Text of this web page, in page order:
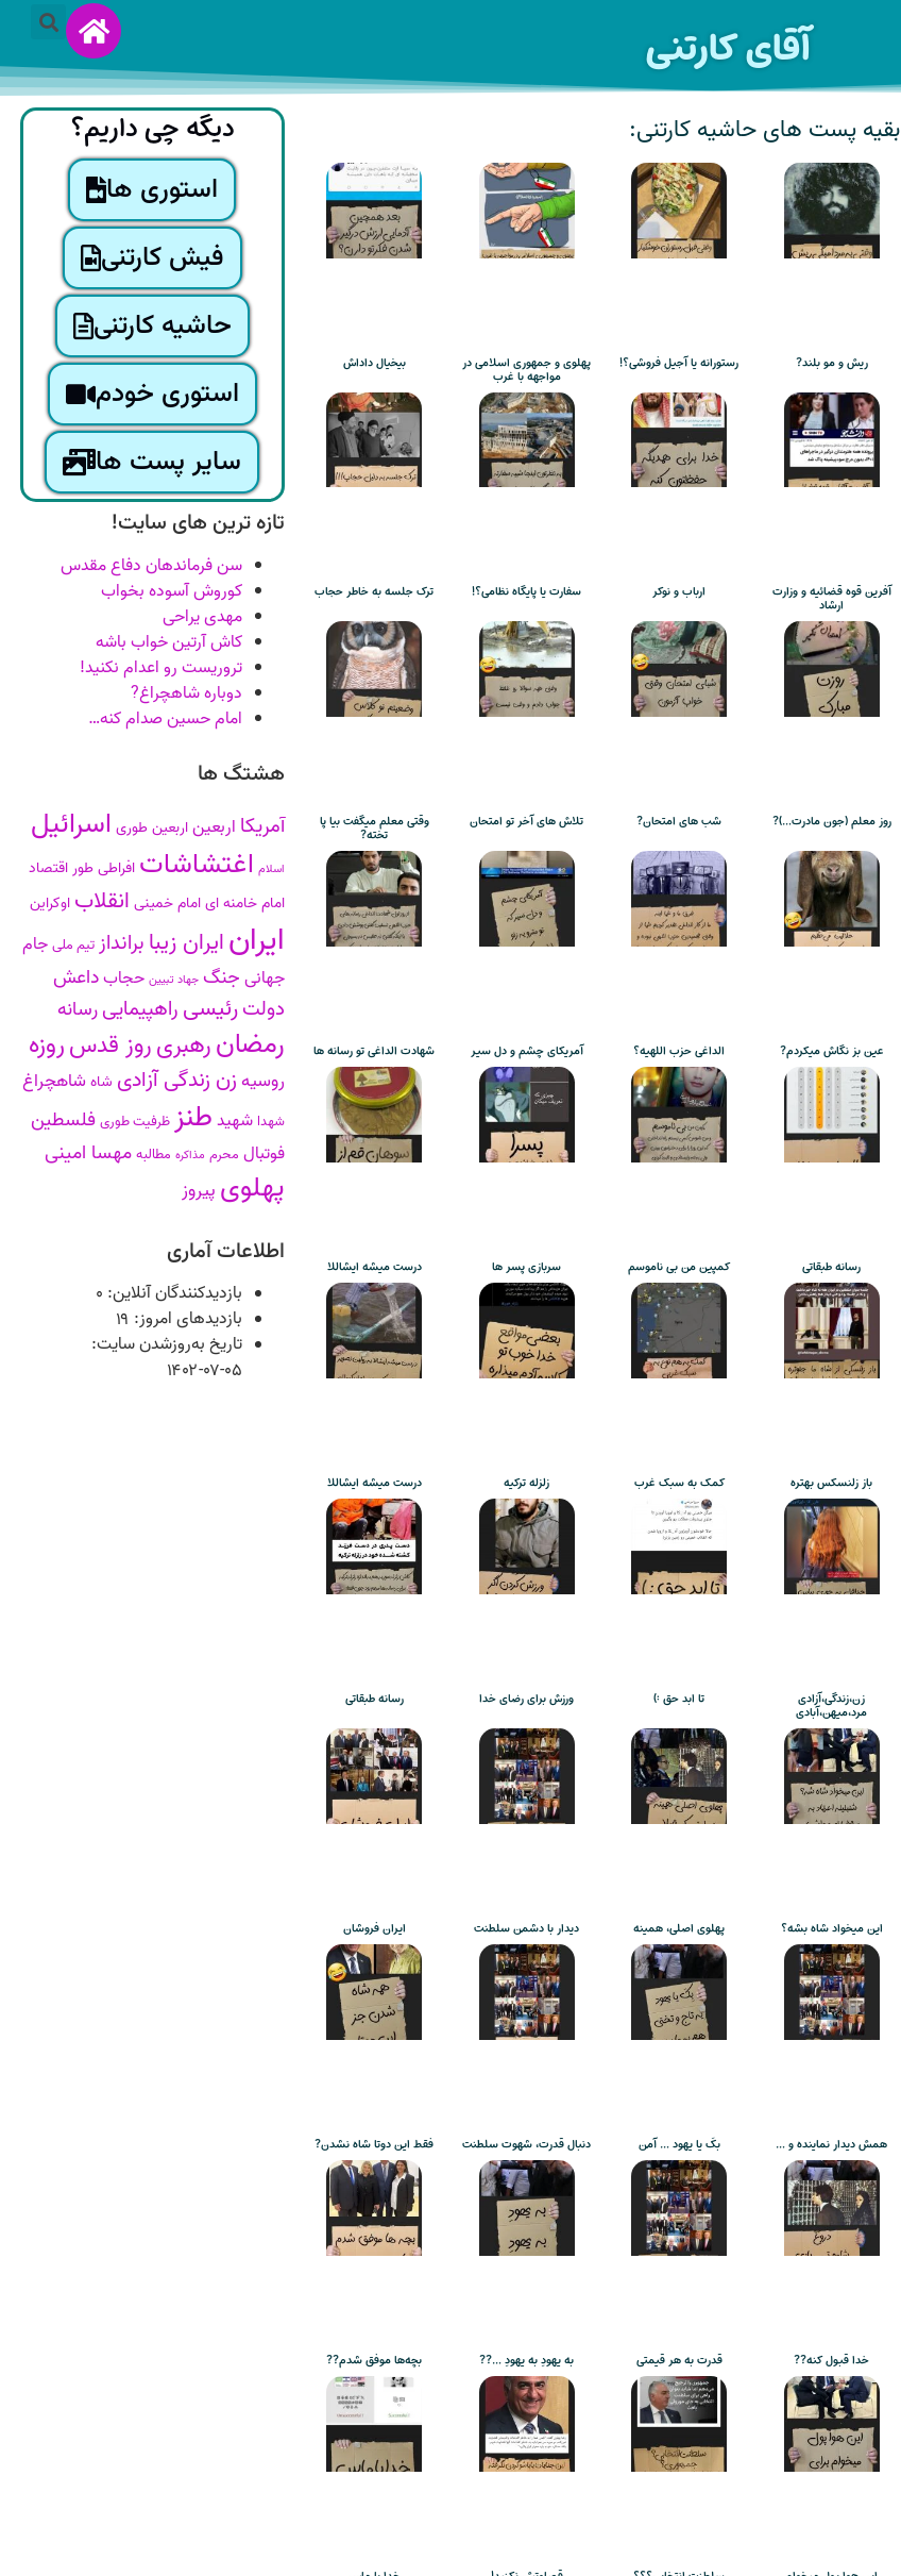
آقای کارتنی
بقیه پست های حاشیه کارتنی:
ریش و مو بلند? رستورانه یا آجیل فروشی؟! پهلوی و جمهوری اسلامی در
مواجهه با غرب
بیخیال داداش
آفرین قوه قضائیه و وزارت
ارشاد
ارباب و نوکر سفارت یا پایگاه نظامی؟! ترک جلسه به خاطر حجاب
روز معلم (جون مادرت…)? شب های امتحان? تلاش های آخر تو امتحان وقتی معلم میگفت بیا پا
تخته?
عین بز نگاش میکردم? الداغی حزب اللهیه؟ آمریکای چشم و دل سیر شهادت الداغی تو رسانه ها
رسانه طبقاتی کمپین من بی ناموسم سربازی پسر ها درست میشه ایشاللا
باز زلنسکس بهتره کمک به سبک غرب زلزله ترکیه درست میشه ایشاللا
زن،زندگی،آزادی
مرد،میهن،آبادی
تا ابد حق :) ورزش برای رضای خدا رسانه طبقاتی
این میخواد شاه بشه؟ پهلوی اصلی، همینه دیدار با دشمن سلطنت ایران فروشان
همش دیدار نماینده و … بکَ یا یهود … آمن دنبال قدرت، شهوت سلطنت فقط این دوتا شاه نشدن?
خدا قبول کنه?? قدرت به هر قیمتی به یهودِ به یهودِ …?? بچه‌ها موفق شدم??
دیگه چی داریم؟
استوری ها
فیش کارتنی
حاشیه کارتنی
استوری خودم
سایر پست ها
تازه ترین های سایت!
سن فرماندهان دفاع مقدس
کوروش آسوده بخواب
مهدی یراحی
کاش آرتین خواب باشه
تروریست رو اعدام نکنید!
دوباره شاهچراغ?
امام حسین صدام کنه…
هشتگ ها
آمریکا اربعیناربعین طوری اسرائیل
اسلام اغتشاشات افراطی طوراقتصاد
امام خامنه ایامام خمینی انقلاب اوکراین
ایرانایران زیبا برانداز تیم ملی جام
جهانی جنگ جهاد تبیین حجابداعش
دولترئیسی راهپیماییرسانه
رمضانرهبریروز قدسروزه
روسیهزن زندگی آزادی شاهشاهچراغ
شهدا شهید طنز ظرفیت طوری فلسطین
فوتبال محرم مذاکره مطالبه مهسا امینی
پهلوی پیروز
اطلاعات آماری
بازدیدکنندگان آنلاین: ۰
بازدیدهای امروز: ۱۹
تاریخ به‌روزشدن سایت:
۱۴۰۲-۰۷-۰۵